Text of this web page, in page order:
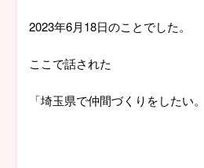
2023年6月18日のことでした。
ここで話された
「埼玉県で仲間づくりをしたい